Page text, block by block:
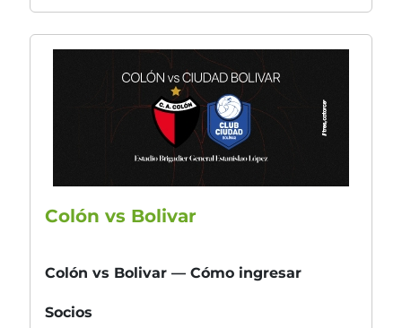
Colón vs Bolivar
Colón vs Bolivar — Cómo ingresar
Socios